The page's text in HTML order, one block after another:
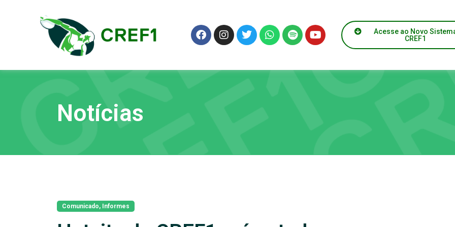
Acesse ao Novo
CREF1
Notícias
Comunicado, Informes